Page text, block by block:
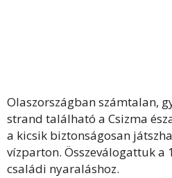
Olaszországban számtalan,
strand található a Csizma
a kicsik biztonságosan
vízparton. Összeválogattuk
családi nyaraláshoz.